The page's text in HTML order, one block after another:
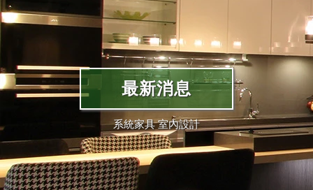
最新消息
系統家具 室內設計